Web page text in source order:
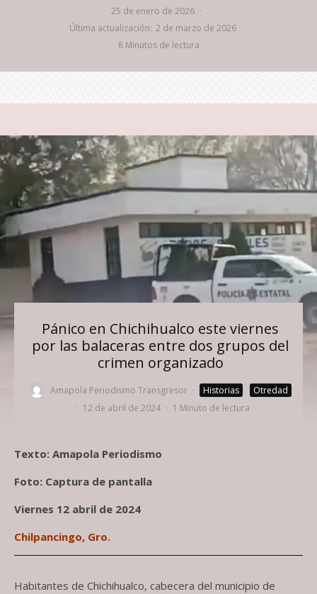
25 de enero de 2026 ·
Última actualización: 2 de marzo de 2026 ·
8 Minutos de lectura
Pánico en Chichihualco este viernes
por las balaceras entre dos grupos del
crimen organizado
Amapola Periodismo Transgresor · Historias
Otredad
· 12 de abril de 2024 · 1 Minuto de lectura
Texto: Amapola Periodismo
Foto: Captura de pantalla
Viernes 12 abril de 2024
Chilpancingo, Gro.
Habitantes de Chichihualco, cabecera del municipio de